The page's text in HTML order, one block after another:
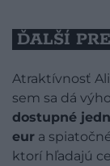
ĎALŠÍ
Atraktívnosť
sem sa dá
dostupné
eur a
ktorí hľadajú